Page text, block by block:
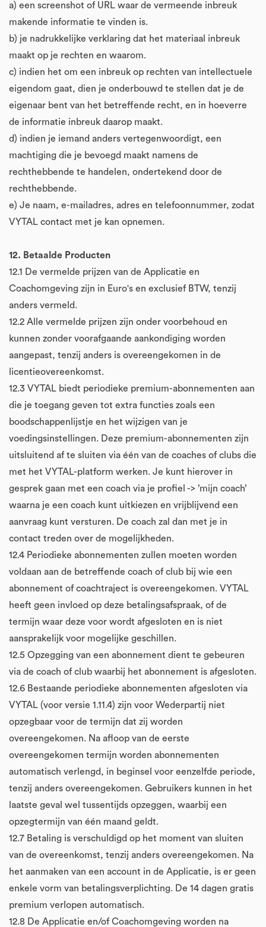
a) een screenshot of URL waar de vermeende inbreuk
makende informatie te vinden is.
b) je nadrukkelijke verklaring dat het materiaal inbreuk
maakt op je rechten en waarom.
c) indien het om een inbreuk op rechten van intellectuele
eigendom gaat, dien je onderbouwd te stellen dat je de
eigenaar bent van het betreffende recht, en in hoeverre
de informatie inbreuk daarop maakt.
d) indien je iemand anders vertegenwoordigt, een
machtiging die je bevoegd maakt namens de
rechthebbende te handelen, ondertekend door de
rechthebbende.
e) Je naam, e-mailadres, adres en telefoonnummer, zodat
VYTAL contact met je kan opnemen.
12. Betaalde Producten
12.1 De vermelde prijzen van de Applicatie en
Coachomgeving zijn in Euro's en exclusief BTW, tenzij
anders vermeld.
12.2 Alle vermelde prijzen zijn onder voorbehoud en
kunnen zonder voorafgaande aankondiging worden
aangepast, tenzij anders is overeengekomen in de
licentieovereenkomst.
12.3 VYTAL biedt periodieke premium-abonnementen aan
die je toegang geven tot extra functies zoals een
boodschappenlijstje en het wijzigen van je
voedingsinstellingen. Deze premium-abonnementen zijn
uitsluitend af te sluiten via één van de coaches of clubs die
met het VYTAL-platform werken. Je kunt hierover in
gesprek gaan met een coach via je profiel -> ’mijn coach’
waarna je een coach kunt uitkiezen en vrijblijvend een
aanvraag kunt versturen. De coach zal dan met je in
contact treden over de mogelijkheden.
12.4 Periodieke abonnementen zullen moeten worden
voldaan aan de betreffende coach of club bij wie een
abonnement of coachtraject is overeengekomen. VYTAL
heeft geen invloed op deze betalingsafspraak, of de
termijn waar deze voor wordt afgesloten en is niet
aansprakelijk voor mogelijke geschillen.
12.5 Opzegging van een abonnement dient te gebeuren
via de coach of club waarbij het abonnement is afgesloten.
12.6 Bestaande periodieke abonnementen afgesloten via
VYTAL (voor versie 1.11.4) zijn voor Wederpartij niet
opzegbaar voor de termijn dat zij worden
overeengekomen. Na afloop van de eerste
overeengekomen termijn worden abonnementen
automatisch verlengd, in beginsel voor eenzelfde periode,
tenzij anders overeengekomen. Gebruikers kunnen in het
laatste geval wel tussentijds opzeggen, waarbij een
opzegtermijn van één maand geldt.
12.7 Betaling is verschuldigd op het moment van sluiten
van de overeenkomst, tenzij anders overeengekomen. Na
het aanmaken van een account in de Applicatie, is er geen
enkele vorm van betalingsverplichting. De 14 dagen gratis
premium verlopen automatisch.
12.8 De Applicatie en/of Coachomgeving worden na